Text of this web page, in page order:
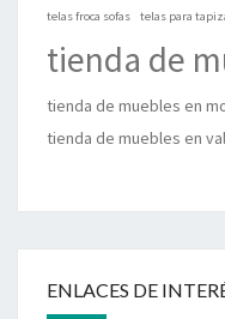
telas froca sofas telas para
tienda de
tienda de muebles en
tienda de muebles en
ENLACES DE